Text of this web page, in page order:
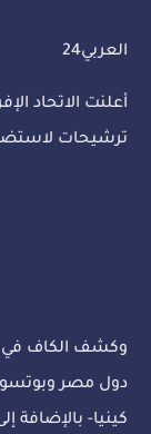
العربي24
ترشيحات
وكشف الكاف في
دول مصر
كينيا- بالإضافة